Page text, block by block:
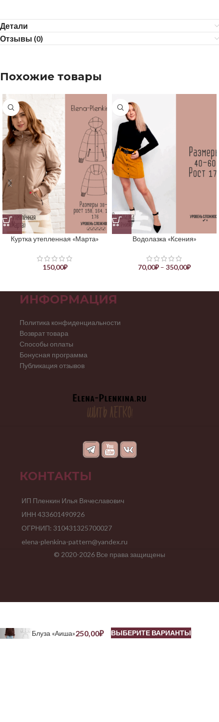
Детали
Отзывы (0)
Похожие товары
Куртка утепленная «Марта»
150,00₽
Водолазка «Ксения»
70,00₽ – 350,00₽
ИНФОРМАЦИЯ
Политика конфиденциальности
Возврат товара
Способы оплаты
Бонусная программа
Публикация отзывов
КОНТАКТЫ
ИП Пленкин Илья Вячеславович
ИНН 433601490926
ОГРНИП: 310431325700027
elena-plenkina-pattern@yandex.ru
© 2020-2026 Все права защищены
Блуза «Аиша»250,00₽ ВЫБЕРИТЕ ВАРИАНТЫ